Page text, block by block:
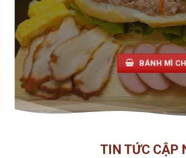
TÂM
TIN TỨC CẬP